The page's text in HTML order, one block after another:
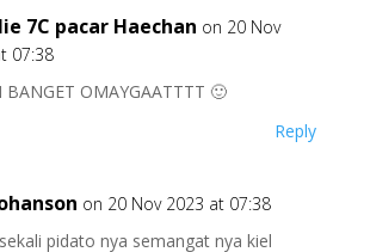
7C pacar Haechan on 20 Nov
07:38
BANGET OMAYGAATTTT 🙂
Reply
on 20 Nov 2023 at 07:38
pidato nya semangat nya kiel